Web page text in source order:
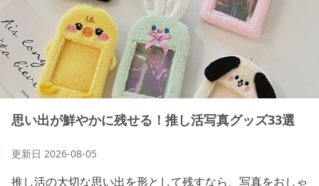
思い出が鮮やかに残せる！推し活写真グッズ33選
更新日 2026-08-05
推し活の大切な思い出を形として残すなら、写真をおしゃ